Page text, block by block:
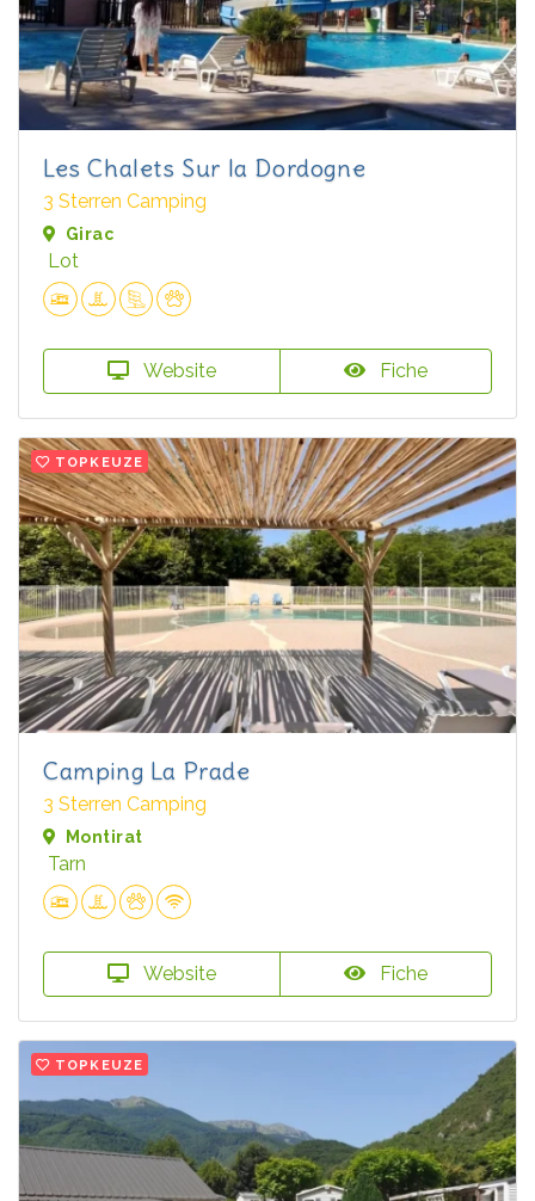
Les Chalets Sur la Dordogne
3 Sterren Camping
Girac
Lot
Website Fiche
TOPKEUZE
Camping La Prade
3 Sterren Camping
Montirat
Tarn
Website Fiche
TOPKEUZE